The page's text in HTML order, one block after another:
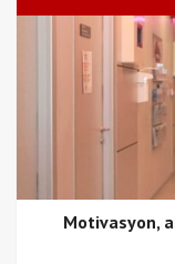
Motivasyon,